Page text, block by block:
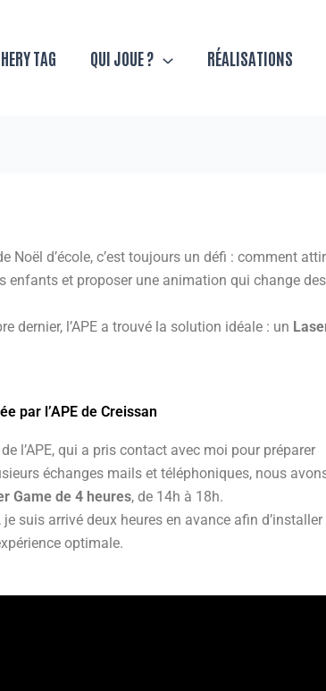
TAG QUI JOUE ? RÉALISATIONS
Noël d’école, c’est toujours un défi : comment
enfants et proposer une animation qui change
dernier, l’APE a trouvé la solution idéale : un
par l’APE de Creissan
l’APE, qui a pris contact avec moi pour préparer
échanges mails et téléphoniques, nous
Game de 4 heures, de 14h à 18h.
suis arrivé deux heures en avance afin
optimale.